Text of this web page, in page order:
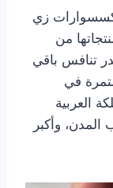
زي
من
تنافس باقي
في
العربية
وأكبر